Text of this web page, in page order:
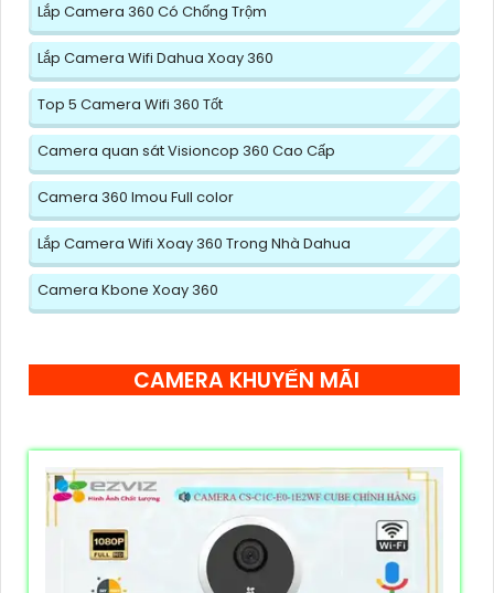
Lắp Camera 360 Có Chống Trộm
Lắp Camera Wifi Dahua Xoay 360
Top 5 Camera Wifi 360 Tốt
Camera quan sát Visioncop 360 Cao Cấp
Camera 360 Imou Full color
Lắp Camera Wifi Xoay 360 Trong Nhà Dahua
Camera Kbone Xoay 360
CAMERA KHUYẾN MÃI